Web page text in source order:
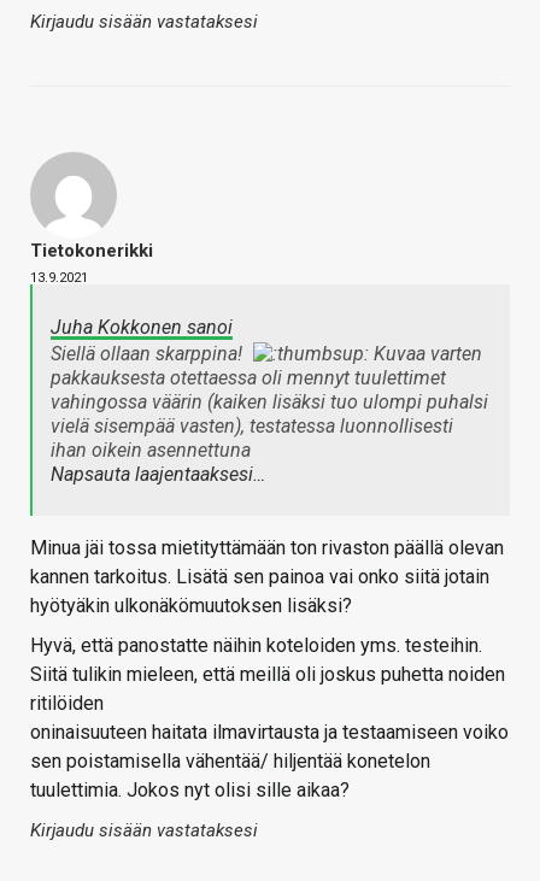
Kirjaudu sisään vastataksesi
Tietokonerikki
13.9.2021
Juha Kokkonen sanoi
Siellä ollaan skarppina!
Kuvaa varten
pakkauksesta otettaessa oli mennyt tuulettimet
vahingossa väärin (kaiken lisäksi tuo ulompi puhalsi
vielä sisempää vasten), testatessa luonnollisesti
ihan oikein asennettuna
Napsauta laajentaaksesi…
Minua jäi tossa mietityttämään ton rivaston päällä olevan
kannen tarkoitus. Lisätä sen painoa vai onko siitä jotain
hyötyäkin ulkonäkömuutoksen lisäksi?
Hyvä, että panostatte näihin koteloiden yms. testeihin.
Siitä tulikin mieleen, että meillä oli joskus puhetta noiden
ritilöiden
oninaisuuteen haitata ilmavirtausta ja testaamiseen voiko
sen poistamisella vähentää/ hiljentää konetelon
tuulettimia. Jokos nyt olisi sille aikaa?
Kirjaudu sisään vastataksesi